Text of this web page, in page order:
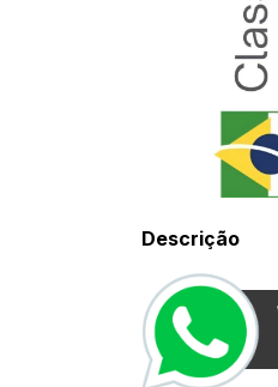
Descrição